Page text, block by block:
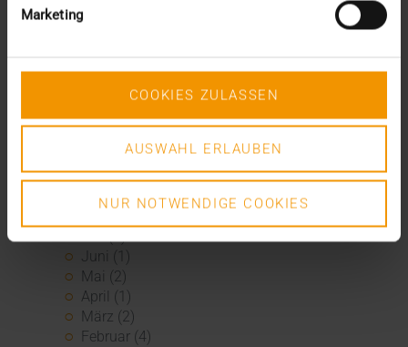
Marketing
COOKIES ZULASSEN
AUSWAHL ERLAUBEN
NUR NOTWENDIGE COOKIES
Mai (3)
Februar (2)
Januar (5)
November (3)
Oktober (2)
September (3)
Juni (1)
Mai (2)
April (1)
März (2)
Februar (4)